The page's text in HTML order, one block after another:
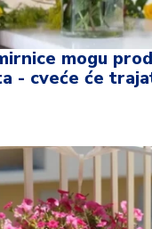
mogu
- cveće će